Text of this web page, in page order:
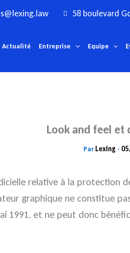
58 boulevard
Actualité Entreprise Equipe
Look and feel et
Par Lexing -
relative à la protection
graphique ne constitue
1991, et ne peut donc